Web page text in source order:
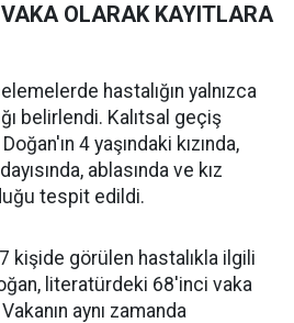
OLARAK KAYITLARA
hastalığın yalnızca
belirlendi. Kalıtsal geçiş
4 yaşındaki kızında,
ablasında ve kız
tespit edildi.
kişide görülen hastalıkla ilgili
literatürdeki 68'inci vaka
aynı zamanda